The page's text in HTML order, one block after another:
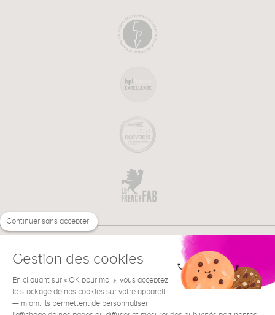
BESOIN D'AIDE ? FR
Continuer sans accepter
Gestion des cookies
En cliquant sur « OK pour moi », vous acceptez
le stockage de nos cookies sur votre appareil
— miam. Ils permettent de personnaliser